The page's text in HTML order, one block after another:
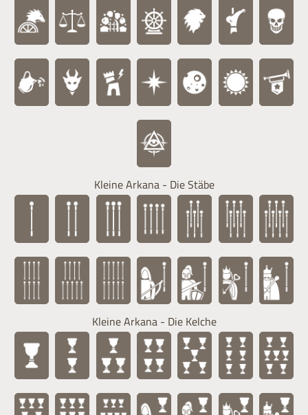
Kleine Arkana - Die Stäbe
Kleine Arkana - Die Kelche